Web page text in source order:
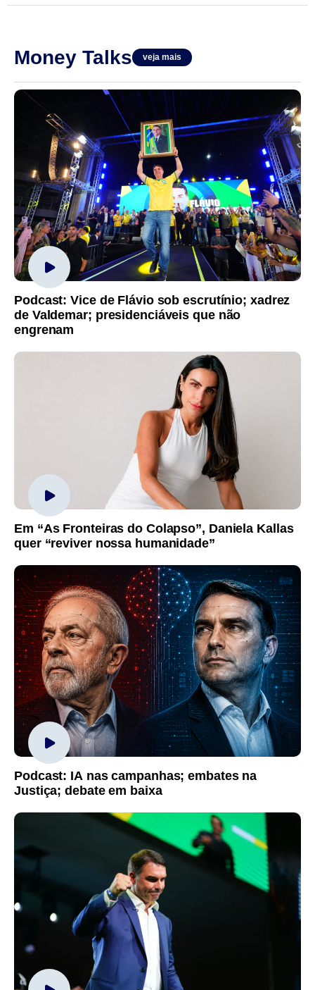
Money Talks veja mais
Podcast: Vice de Flávio sob escrutínio; xadrez
de Valdemar; presidenciáveis que não
engrenam
Em “As Fronteiras do Colapso”, Daniela Kallas
quer “reviver nossa humanidade”
Podcast: IA nas campanhas; embates na
Justiça; debate em baixa